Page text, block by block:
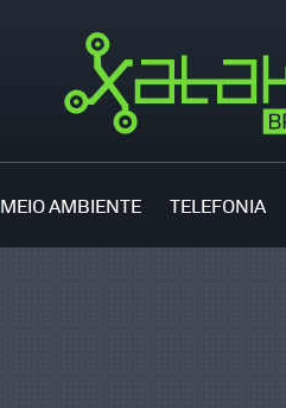
MEIO AMBIENTE TELEFONIA